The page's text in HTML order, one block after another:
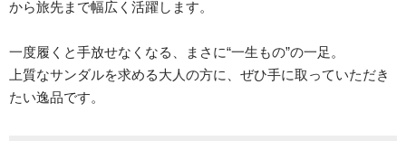
から旅先まで幅広く活躍します。
一度履くと手放せなくなる、まさに“一生もの”の一足。
上質なサンダルを求める大人の方に、ぜひ手に取っていただき
たい逸品です。